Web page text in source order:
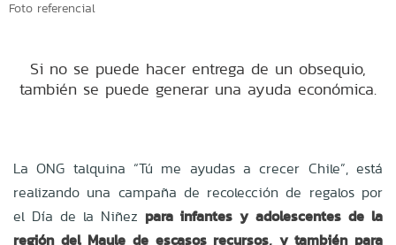
Foto referencial
Si no se puede hacer entrega de un obsequio,
también se puede generar una ayuda económica.
La ONG talquina “Tú me ayudas a crecer Chile”, está
realizando una campaña de recolección de regalos por
el Día de la Niñez para infantes y adolescentes de la
región del Maule de escasos recursos, y también para